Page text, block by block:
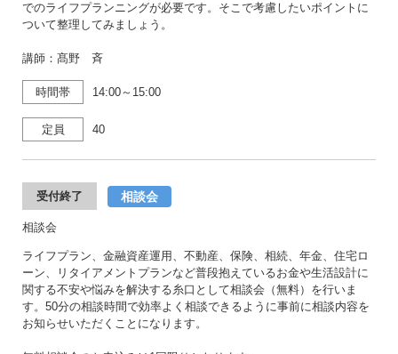
でのライフプランニングが必要です。そこで考慮したいポイントに
ついて整理してみましょう。
講師：髙野 斉
時間帯 14:00～15:00
定員 40
受付終了 相談会
相談会
ライフプラン、金融資産運用、不動産、保険、相続、年金、住宅ロ
ーン、リタイアメントプランなど普段抱えているお金や生活設計に
関する不安や悩みを解決する糸口として相談会（無料）を行いま
す。50分の相談時間で効率よく相談できるように事前に相談内容を
お知らせいただくことになります。